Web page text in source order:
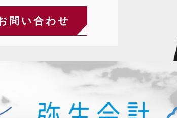
問い合わせ